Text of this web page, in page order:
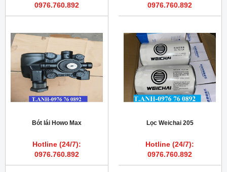
0976.760.892
0976.760.892
Bót lái Howo Max
Hotline (24/7):
0976.760.892
Lọc Weichai 205
Hotline (24/7):
0976.760.892